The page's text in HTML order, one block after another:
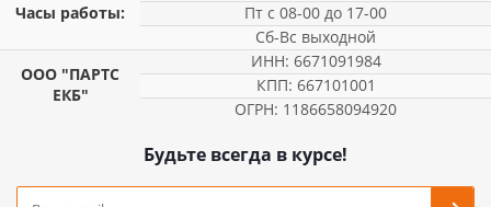
Часы работы:
Пт с 08-00 до 17-00
Сб-Вс выходной
ООО "ПАРТС
ЕКБ"
ИНН: 6671091984
КПП: 667101001
ОГРН: 1186658094920
Будьте всегда в курсе!